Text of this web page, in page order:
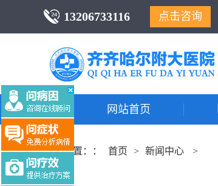
13206733116 点击咨询
网站首页
当前位置：： 首页 > 新闻中心 >